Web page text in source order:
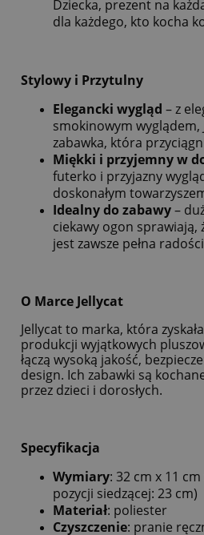
Dziecka, prezent na
dla każdego, kto kocha
Stylowy i Przytulny
Elegancki wygląd – z
smokinowym wyglądem,
zabawka, która
Miękki i przyjemny w
futerko i przyjazny
doskonałym
Idealny do zabawy–
ciekawy ogon sprawiają,
jest zawsze pełna
O Marce Jellycat
Jellycat to marka, która
produkcji wyjątkowych
łączą wysoką jakość,
design. Ich zabawki są
przez dzieci i dorosłych.
Specyfikacja
Wymiary: 32 cm x 11
pozycji siedzącej: 23 cm)
Materiał: poliester
Czyszczenie: pranie